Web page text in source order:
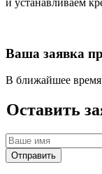
и устанавливаем
Ваша заявка
В ближайшее
Оставить
Отправить